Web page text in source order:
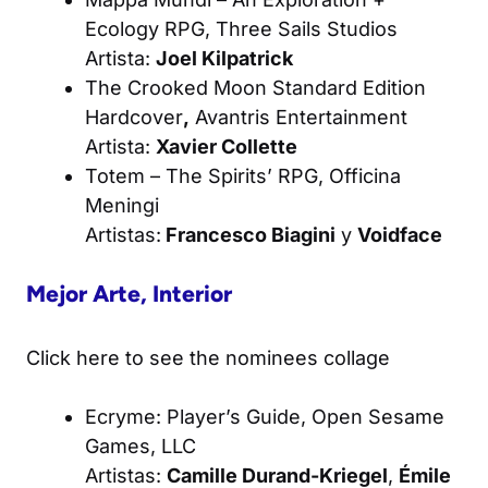
Ecology RPG, Three Sails Studios
Artista: Joel Kilpatrick
The Crooked Moon Standard Edition
Hardcover, Avantris Entertainment
Artista: Xavier Collette
Totem – The Spirits’ RPG, Officina
Meningi
Artistas: Francesco Biagini y Voidface
Mejor Arte, Interior
Click here to see the nominees collage
Ecryme: Player’s Guide, Open Sesame
Games, LLC
Artistas: Camille Durand-Kriegel, Émile